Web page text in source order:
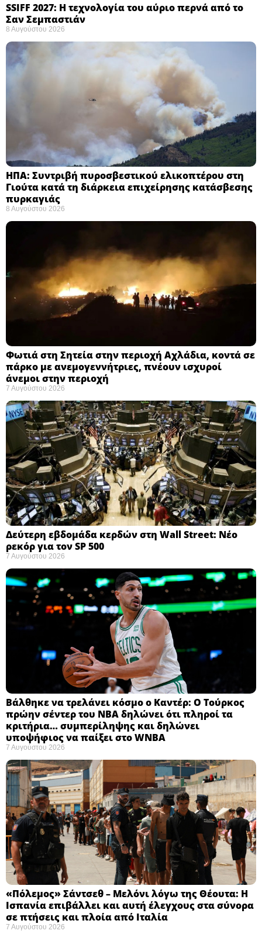
SSIFF 2027: Η τεχνολογία του αύριο περνά από το
Σαν Σεμπαστιάν ​
8 Αυγούστου 2026
ΗΠΑ: Συντριβή πυροσβεστικού ελικοπτέρου στη
Γιούτα κατά τη διάρκεια επιχείρησης κατάσβεσης
πυρκαγιάς ​
8 Αυγούστου 2026
Φωτιά στη Σητεία στην περιοχή Αχλάδια, κοντά σε
πάρκο με ανεμογεννήτριες, πνέουν ισχυροί
άνεμοι στην περιοχή
7 Αυγούστου 2026
Δεύτερη εβδομάδα κερδών στη Wall Street: Νέο
ρεκόρ για τον SP 500
7 Αυγούστου 2026
Βάλθηκε να τρελάνει κόσμο ο Καντέρ: Ο Τούρκος
πρώην σέντερ του NBA δηλώνει ότι πληροί τα
κριτήρια… συμπερίληψης και δηλώνει
υποψήφιος να παίξει στο WNBA
7 Αυγούστου 2026
«Πόλεμος» Σάντσεθ – Μελόνι λόγω της Θέουτα: Η
Ισπανία επιβάλλει και αυτή έλεγχους στα σύνορα
σε πτήσεις και πλοία από Ιταλία
7 Αυγούστου 2026